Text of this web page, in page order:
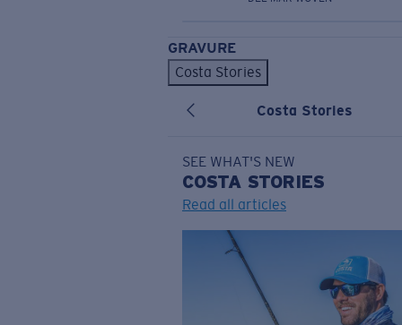
GRAVURE
Costa Stories
Costa Stories
SEE WHAT'S NEW
COSTA STORIES
Read all articles